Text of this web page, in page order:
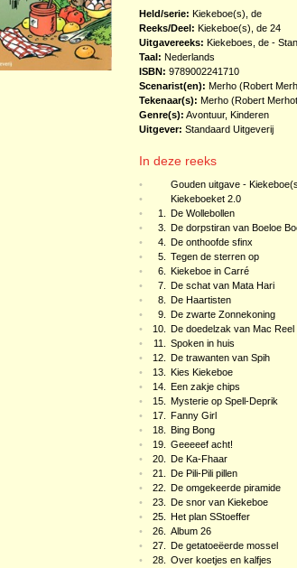
Held/serie: Kiekeboe(s), de
Reeks/Deel: Kiekeboe(s), de24
Uitgavereeks: Kiekeboes, de -
Taal: Nederlands
ISBN: 9789002241710
Scenarist(en): Merho (Robert
Tekenaar(s): Merho (Robert
Genre(s): Avontuur, Kinderen
Uitgever: Standaard Uitgeverij
In deze reeks
•
Gouden uitgave -
•
Kiekeboeket 2.0
•
1.
De Wollebollen
•
3.
De dorpstiran van Boeloe
•
4.
De onthoofde sfinx
•
5.
Tegen de sterren op
•
6.
Kiekeboe in Carré
•
7.
De schat van Mata Hari
•
8.
De Haartisten
•
9.
De zwarte Zonnekoning
•
10.
De doedelzak van Mac Reel
•
11.
Spoken in huis
•
12.
De trawanten van Spih
•
13.
Kies Kiekeboe
•
14.
Een zakje chips
•
15.
Mysterie op Spell-Deprik
•
17.
Fanny Girl
•
18.
Bing Bong
•
19.
Geeeeef acht!
•
20.
De Ka-Fhaar
•
21.
De Pili-Pili pillen
•
22.
De omgekeerde piramide
•
23.
De snor van Kiekeboe
•
25.
Het plan SStoeffer
•
26.
Album 26
•
27.
De getatoeëerde mossel
•
28.
Over koetjes en kalfjes